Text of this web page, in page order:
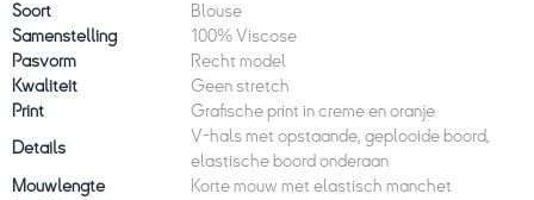
Soort
Blouse
Samenstelling
100% Viscose
Pasvorm
Recht model
Kwaliteit
Geen stretch
Print
Grafische print in creme en oranje
Details
V-hals met opstaande, geplooide boord,
elastische boord onderaan
Mouwlengte
Korte mouw met elastisch manchet